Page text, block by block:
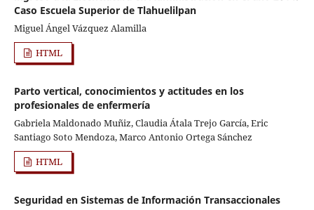
Caso Escuela Superior de Tlahuelilpan
Miguel Ángel Vázquez Alamilla
HTML
Parto vertical, conocimientos y actitudes en los
profesionales de enfermería
Gabriela Maldonado Muñiz, Claudia Átala Trejo García, Eric
Santiago Soto Mendoza, Marco Antonio Ortega Sánchez
HTML
Seguridad en Sistemas de Información Transaccionales